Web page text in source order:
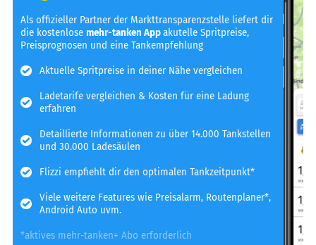
Als offizieller Partner der Markttransparenzstelle liefert dir
die kostenlosemehr-tanken Appakutelle Spritpreise,
Preisprognosen und eine Tankempfehlung
Aktuelle Spritpreise in deiner Nähe vergleichen
Ladetarife vergleichen & Kosten für eine Ladung
erfahren
Detaillierte Informationen zu über 14.000 Tankstellen
und 30.000 Ladesäulen
Flizzi empfiehlt dir den optimalen Tankzeitpunkt*
Viele weitere Features wie Preisalarm, Routenplaner*,
Android Auto uvm.
*aktives mehr-tanken+ Abo erforderlich